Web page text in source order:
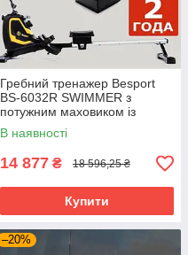
Гребний тренажер Besport
BS-6032R SWIMMER з
потужним маховиком із
магнітним типом
навантаження, вага до 145 кг
В наявності
14 877 ₴ 18 596,25 ₴
Купити
–20%